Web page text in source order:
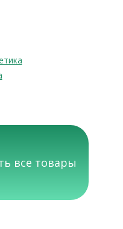
все товары